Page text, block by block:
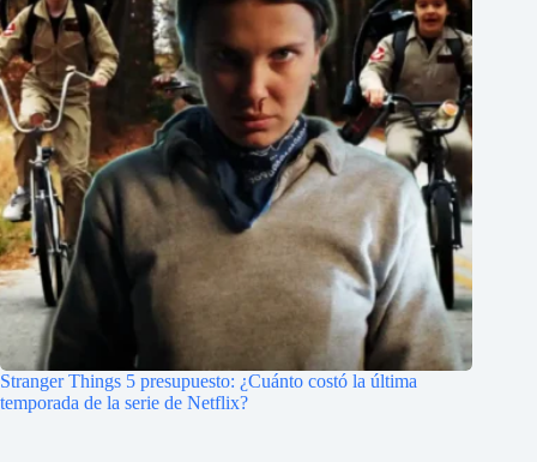
Stranger Things 5 presupuesto: ¿Cuánto costó la última
temporada de la serie de Netflix?